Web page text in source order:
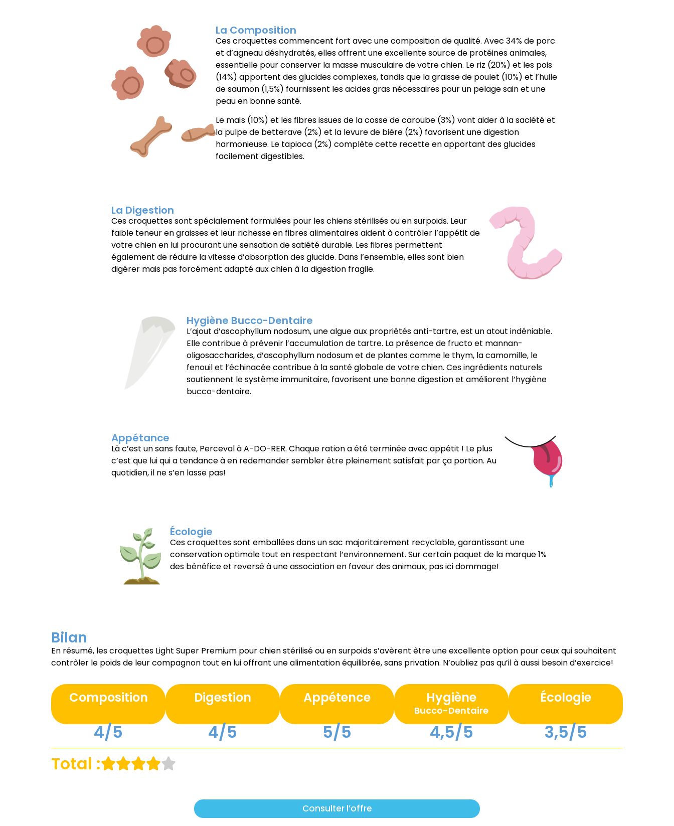
La Composition
Ces croquettes commencent fort avec une composition de qualité. Avec 34% de porc
et d’agneau déshydratés, elles offrent une excellente source de protéines animales,
essentielle pour conserver la masse musculaire de votre chien. Le riz (20%) et les pois
(14%) apportent des glucides complexes, tandis que la graisse de poulet (10%) et l’huile
de saumon (1,5%) fournissent les acides gras nécessaires pour un pelage sain et une
peau en bonne santé.
Le maïs (10%) et les fibres issues de la cosse de caroube (3%) vont aider à la saciété et
la pulpe de betterave (2%) et la levure de bière (2%) favorisent une digestion
harmonieuse. Le tapioca (2%) complète cette recette en apportant des glucides
facilement digestibles.
La Digestion
Ces croquettes sont spécialement formulées pour les chiens stérilisés ou en surpoids. Leur
faible teneur en graisses et leur richesse en fibres alimentaires aident à contrôler l’appétit de
votre chien en lui procurant une sensation de satiété durable. Les fibres permettent
également de réduire la vitesse d’absorption des glucide. Dans l’ensemble, elles sont bien
digérer mais pas forcément adapté aux chien à la digestion fragile.
Hygiène Bucco-Dentaire
L’ajout d’ascophyllum nodosum, une algue aux propriétés anti-tartre, est un atout indéniable.
Elle contribue à prévenir l’accumulation de tartre. La présence de fructo et mannan-
oligosaccharides, d’ascophyllum nodosum et de plantes comme le thym, la camomille, le
fenouil et l’échinacée contribue à la santé globale de votre chien. Ces ingrédients naturels
soutiennent le système immunitaire, favorisent une bonne digestion et améliorent l’hygiène
bucco-dentaire.
Appétance
Là c’est un sans faute, Perceval à A-DO-RER. Chaque ration a été terminée avec appétit ! Le plus
c’est que lui qui a tendance à en redemander sembler être pleinement satisfait par ça portion. Au
quotidien, il ne s’en lasse pas!
Écologie
Ces croquettes sont emballées dans un sac majoritairement recyclable, garantissant une
conservation optimale tout en respectant l’environnement. Sur certain paquet de la marque 1%
des bénéfice et reversé à une association en faveur des animaux, pas ici dommage!
Bilan
En résumé, les croquettes Light Super Premium pour chien stérilisé ou en surpoids s’avèrent être une excellente option pour ceux qui souhaitent
contrôler le poids de leur compagnon tout en lui offrant une alimentation équilibrée, sans privation. N’oubliez pas qu’il à aussi besoin d’exercice!
Composition
4/5
Digestion
4/5
Appétence
5/5
Hygiène
Bucco-Dentaire
4,5/5
Écologie
3,5/5
Total :
Consulter l’offre